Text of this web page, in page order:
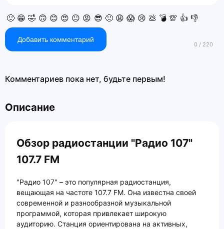
🙂 😁 🤣 🙃 😊 😍 😐 😡 😎 🙁 😩 😱 😢 💩 💣 💯 👍 👎
Добавить комментарий
Комментариев пока нет, будьте первым!
Описание
Обзор радиостанции "Радио 107"
107.7 FM
"Радио 107" – это популярная радиостанция,
вещающая на частоте 107.7 FM. Она известна своей
современной и разнообразной музыкальной
программой, которая привлекает широкую
аудиторию. Станция ориентирована на активных,